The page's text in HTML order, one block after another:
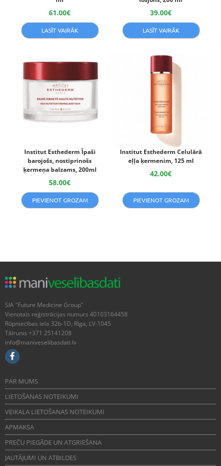
61.00€
LASĪT VAIRĀK
39.00€
LASĪT VAIRĀK
Institut Esthederm Īpaši
barojošs, nostiprinošs
ķermeņa balzams, 200ml
58.00€
PIEVIENOT GROZAM
Institut Esthederm Celulārā
eļļa ķermenim, 125 ml
42.00€
PIEVIENOT GROZAM
SIA "Future Medicine Group"
Vienotais reģistrācijas numurs 40103164458
Rūpniecības iela 32b-1D, Rīga, LV-1045
Tālrunis +371 25141208
info@maniveselibasdati.lv
PAR MUMS
LIETOŠANAS NOTEIKUMI
VEIKALA LIETOŠANAS NOTEIKUMI
APMAKSA
PREČU PIEGĀDE UN ATGRIEŠANA
JAUTĀJUMI UN ATBILDES